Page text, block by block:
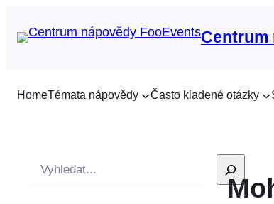
Centrum
HomeTémata nápovědy Často kladené otázky